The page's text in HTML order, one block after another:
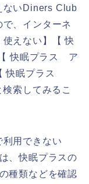
ないDiners Club
、インターネ
えない】【 快
快眠プラス ア
快眠プラス
索してみるこ
用できない
、快眠プラスの
種類などを確認